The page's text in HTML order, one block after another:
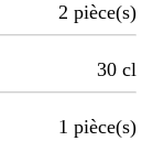
2 pièce(s)
30 cl
1 pièce(s)